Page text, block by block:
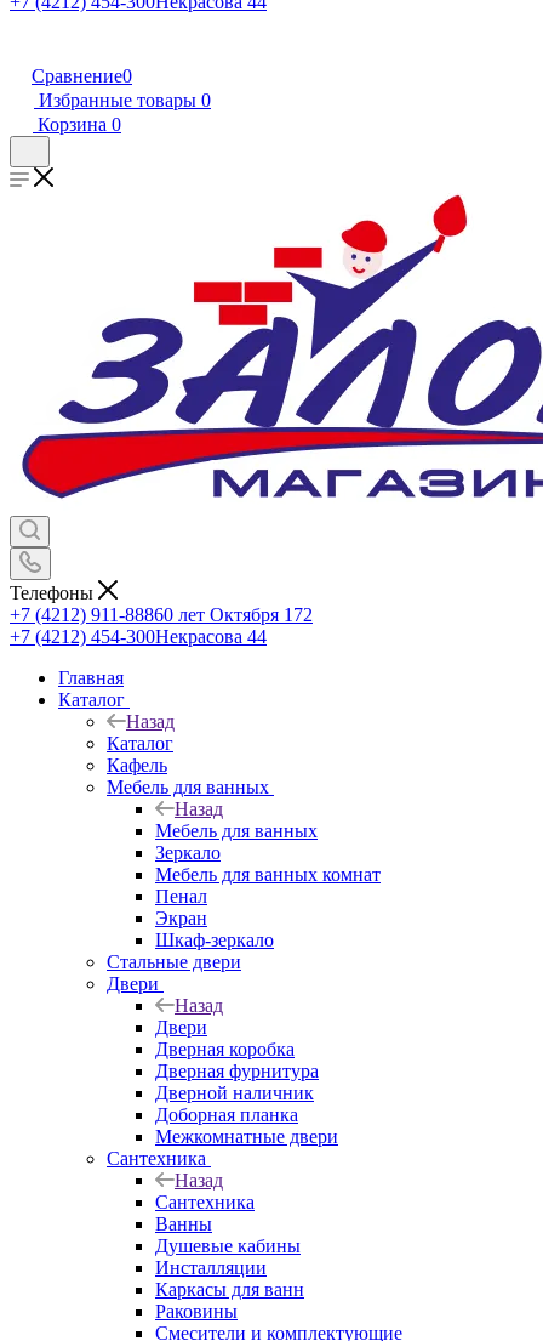
Сравнение0
Избранные товары 0
Корзина 0
Телефоны
+7 (4212) 911-88860 лет Октября 172
+7 (4212) 454-300Некрасова 44
Главная
Каталог
Назад
Каталог
Кафель
Мебель для ванных
Назад
Мебель для ванных
Зеркало
Мебель для ванных комнат
Пенал
Экран
Шкаф-зеркало
Стальные двери
Двери
Назад
Двери
Дверная коробка
Дверная фурнитура
Дверной наличник
Доборная планка
Межкомнатные двери
Сантехника
Назад
Сантехника
Ванны
Душевые кабины
Инсталляции
Каркасы для ванн
Раковины
Смесители и комплектующие